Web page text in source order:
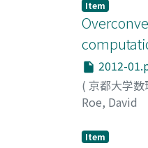
Item
2012-
( 京都大学
Roe, David
Item